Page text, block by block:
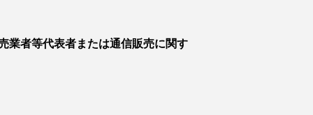
業者等代表者または通信販売に関す